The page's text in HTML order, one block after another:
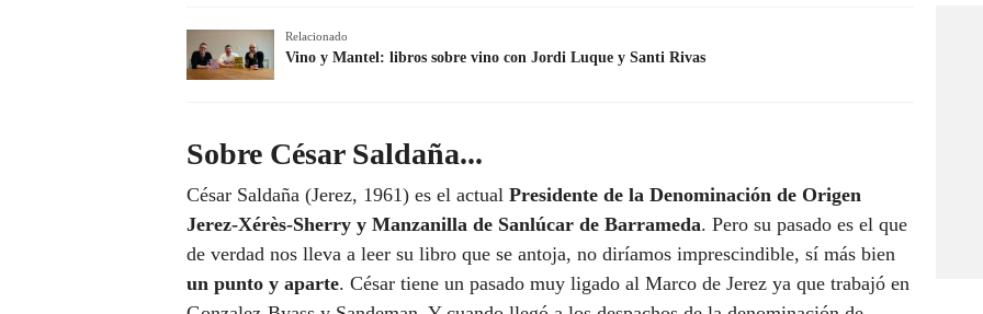
Relacionado
Vino y Mantel: libros sobre vino con Jordi Luque y Santi Rivas
Sobre César Saldaña...
César Saldaña (Jerez, 1961) es el actual Presidente de la Denominación de Origen
Jerez-Xérès-Sherry y Manzanilla de Sanlúcar de Barrameda. Pero su pasado es el que
de verdad nos lleva a leer su libro que se antoja, no diríamos imprescindible, sí más bien
un punto y aparte. César tiene un pasado muy ligado al Marco de Jerez ya que trabajó en